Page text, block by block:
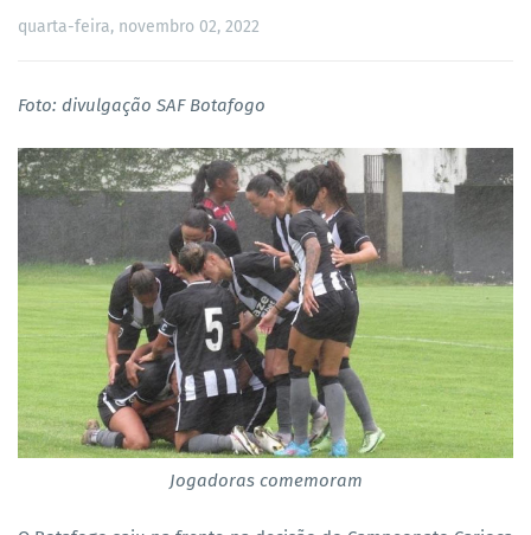
quarta-feira, novembro 02, 2022
Foto: divulgação SAF Botafogo
Jogadoras comemoram